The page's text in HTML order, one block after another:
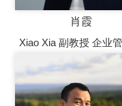
肖霞
Xiao Xia 副教授 企业管理系
副教授，硕士生导师